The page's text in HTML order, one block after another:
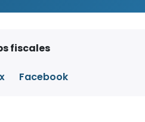
fiscales
Facebook